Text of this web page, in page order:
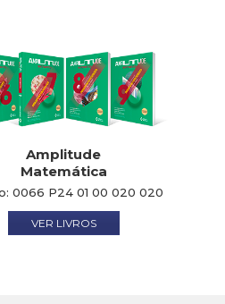
Amplitude
Matemática
0066 P24 01 00 020 020
VER LIVROS